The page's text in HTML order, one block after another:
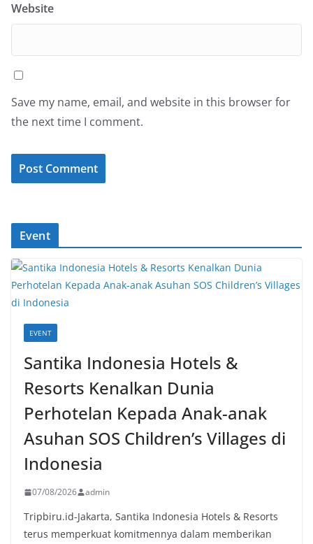
Website
Save my name, email, and website in this browser for
the next time I comment.
Event
EVENT
Santika Indonesia Hotels &
Resorts Kenalkan Dunia
Perhotelan Kepada Anak-anak
Asuhan SOS Children’s Villages di
Indonesia
07/08/2026 admin
Tripbiru.id-Jakarta, Santika Indonesia Hotels & Resorts
terus memperkuat komitmennya dalam memberikan